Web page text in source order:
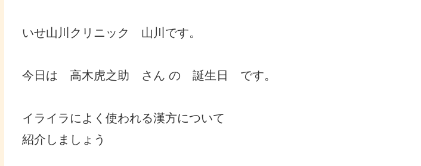
いせ山川クリニック 山川です。
今日は 高木虎之助 さん の 誕生日 です。
イライラによく使われる漢方について
紹介しましょう